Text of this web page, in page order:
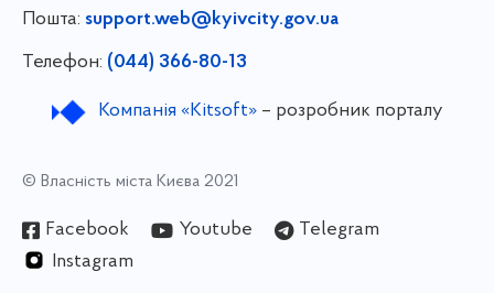
Пошта: support.web@kyivcity.gov.ua
Телефон: (044) 366-80-13
Компанія «Kitsoft»– розробник порталу
© Власність міста Києва 2021
Facebook Youtube
Telegram
Instagram